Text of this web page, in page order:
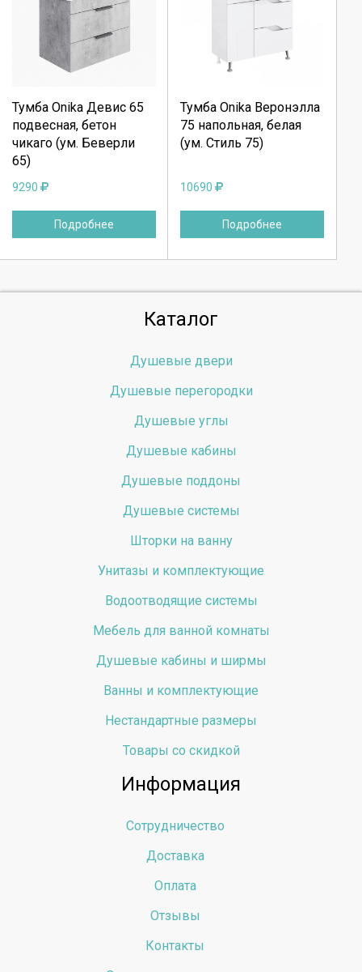
Тумба Onika Девис 65
подвесная, бетон
чикаго (ум. Беверли
65)
9290
Подробнее
Выберите количество:
Продолжить
Отмена
Тумба Onika Веронэлла
75 напольная, белая
(ум. Стиль 75)
10690
Подробнее
Продолжить
Отмена
Каталог
Душевые двери
Душевые перегородки
Душевые углы
Душевые кабины
Душевые поддоны
Душевые системы
Шторки на ванну
Унитазы и комплектующие
Водоотводящие системы
Мебель для ванной комнаты
Душевые кабины и ширмы
Ванны и комплектующие
Нестандартные размеры
Товары со скидкой
Информация
Сотрудничество
Доставка
Оплата
Отзывы
Контакты